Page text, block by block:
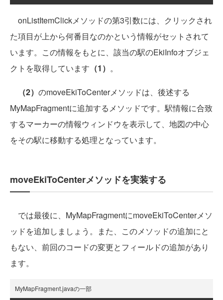
onListItemClickメソッドの第3引数には、クリックされ
た項目が上から何番目なのかという情報がセットされて
います。この情報をもとに、該当の駅のEkiInfoオブジェ
クトを取得しています （1） 。
（2） のmoveEkiToCenterメソッドは、後述する
MyMapFragmentに追加するメソッドです。駅情報に合致
するマーカーの情報ウィンドウを表示して、地図の中心
をその駅に移動する処理となっています。
moveEkiToCenterメソッドを実装する
では最後に、MyMapFragmentにmoveEkiToCenterメソ
ッドを追加しましょう。また、このメソッドの追加にと
もない、前回のコードの変更とフィールドの追加があり
ます。
MyMapFragment.javaの一部